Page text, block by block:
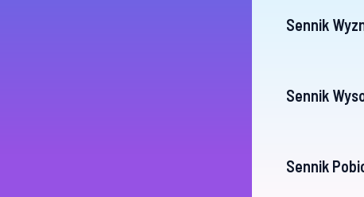
Sennik
Sennik
Sennik